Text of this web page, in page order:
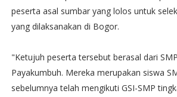
peserta asal sumbar yang lolos untuk
yang dilaksanakan di Bogor.
"Ketujuh peserta tersebut berasal dari
Payakumbuh. Mereka merupakan siswa
sebelumnya telah mengikuti GSI-SMP